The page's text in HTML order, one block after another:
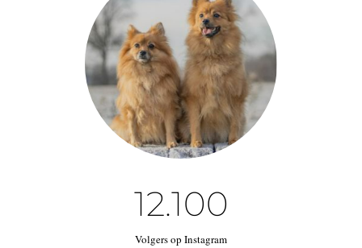
Volgers op Instagram
12.100